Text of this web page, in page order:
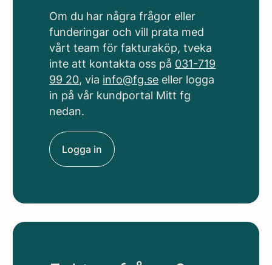
Om du har några frågor eller
funderingar och vill prata med
vårt team för fakturaköp, tveka
inte att kontakta oss på 031-719
99 20, via info@fg.se eller logga
in på vår kundportal Mitt fg
nedan.
Logga in